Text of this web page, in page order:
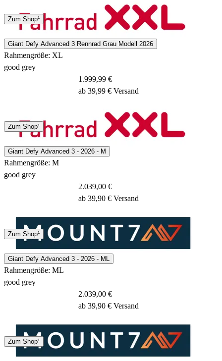
Spedition
3 - 5 Tage
Zum Shop¹
Giant Defy Advanced 3 Rennrad Grau Modell 2026
Rahmengröße: XL
good grey
Spedition
3 - 5 Tage
1.999,99 €
ab 39,99 € Versand
Zum Shop¹
Giant Defy Advanced 3 - 2026 - M
Rahmengröße: M
good grey
Spedition
2 - 4 Tage
2.039,00 €
ab 39,90 € Versand
Zum Shop¹
Giant Defy Advanced 3 - 2026 - ML
Rahmengröße: ML
good grey
Spedition
2 - 4 Tage
2.039,00 €
ab 39,90 € Versand
Zum Shop¹